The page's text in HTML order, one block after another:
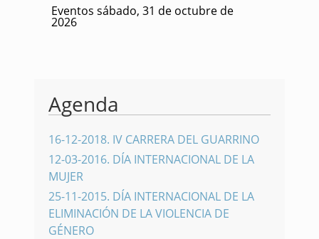
Eventos sábado, 31 de octubre de
2026
Agenda
16-12-2018. IV CARRERA DEL GUARRINO
12-03-2016. DÍA INTERNACIONAL DE LA
MUJER
25-11-2015. DÍA INTERNACIONAL DE LA
ELIMINACIÓN DE LA VIOLENCIA DE
GÉNERO